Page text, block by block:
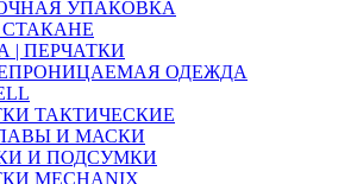
УПАКОВКА
| ПЕРЧАТКИ
ОДЕЖДА
ТАКТИЧЕСКИЕ
И МАСКИ
И ПОДСУМКИ
MECHANIX